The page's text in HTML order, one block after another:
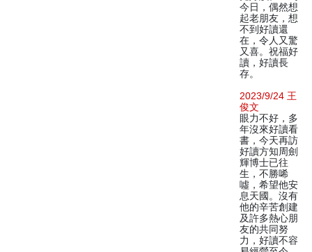
今日，偶然想
起老朋友，想
不到好讀還
在，令人又驚
又喜。祝福好
讀，好讀長
存。
2023/9/24 王
俊文
眼力不好，多
年沒來好讀看
書，今天再訪
好讀方知周劍
輝博士已往
生，不勝唏
噓，希望他安
息天國。沒有
他的辛苦創建
及許多熱心朋
友的共同努
力，好讀不容